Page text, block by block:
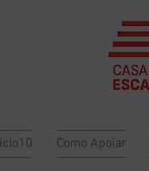
Como Apoiar